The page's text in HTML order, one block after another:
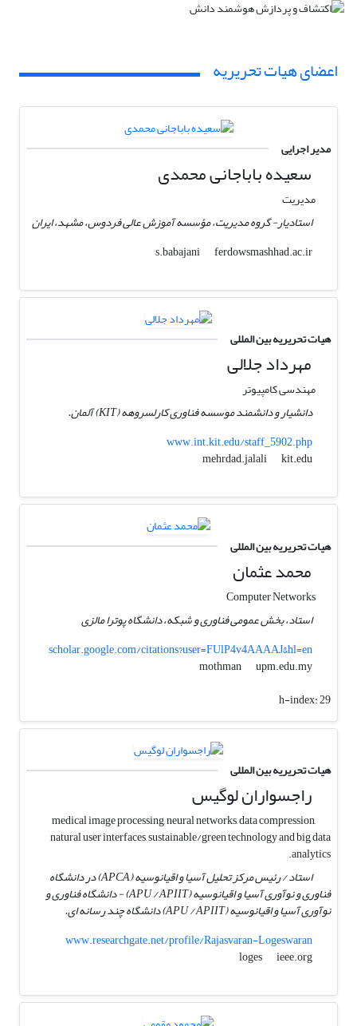
اعضای هیات تحریریه
مدیر اجرایی
سعیده باباجانی محمدی
مدیریت
استادیار- گروه مدیریت، مؤسسه آموزش عالی فردوس، مشهد، ایران
s.babajani
ferdowsmashhad.ac.ir
هیات تحریریه بین المللی
مهرداد جلالی
مهندسی کامپیوتر
دانشیار و دانشمند موسسه فناوری کارلسروهه (KIT) آلمان.
www.int.kit.edu/staff_5902.php
mehrdad.jalali
kit.edu
هیات تحریریه بین المللی
محمد عثمان
Computer Networks
استاد، بخش عمومی فناوری و شبکه، دانشگاه پوترا مالزی
scholar.google.com/citations?user=FUlP4v4AAAAJ&hl=en
mothman
upm.edu.my
h-index:29
هیات تحریریه بین المللی
راجسواران لوگیس
medical image processing, neural networks, data compression,
natural user interfaces, sustainable/green technology and big data
analytics.
استاد / رئیس مرکز تحلیل آسیا و اقیانوسیه (APCA) در دانشگاه
فناوری و نوآوری آسیا و اقیانوسیه (APU / APIIT) - دانشگاه فناوری و
نوآوری آسیا و اقیانوسیه (APU / APIIT) دانشگاه چند رسانه ای.
www.researchgate.net/profile/Rajasvaran-Logeswaran
loges
ieee.org